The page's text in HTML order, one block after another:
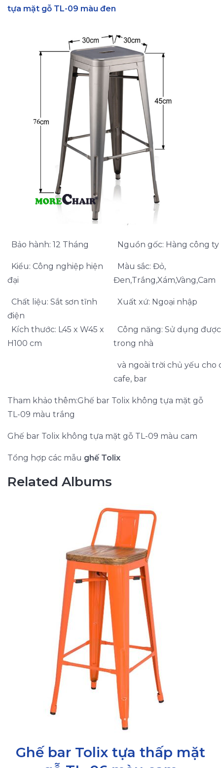
tựa mặt gỗ TL-09 màu đen
Bảo hành: 12 Tháng Nguồn gốc: Hàng công ty
Kiểu: Công nghiệp hiện
đại
Màu sắc: Đỏ,
Đen,Trắng,Xám,Vàng,Cam
Chất liệu: Sắt sơn tĩnh
điện
Xuất xứ: Ngoại nhập
Kích thước: L45 x W45 x
H100 cm
Công năng: Sử dụng
trong nhà
và ngoài trời chủ yếu cho
cafe, bar
Tham khảo thêm:Ghế bar Tolix không tựa mặt gỗ
TL-09 màu trắng
Ghế bar Tolix không tựa mặt gỗ TL-09 màu cam
Tổng hợp các mẫu ghế Tolix
Related Albums
Ghế bar Tolix tựa thấp mặt